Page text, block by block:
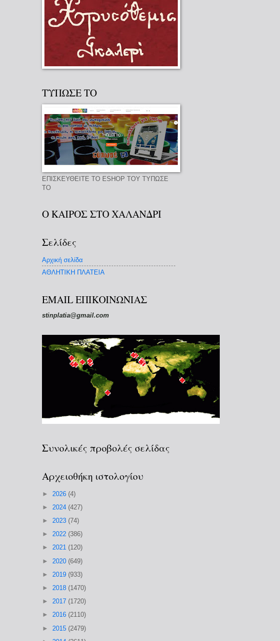
ΤΥΠΩΣΕ ΤΟ
ΕΠΙΣΚΕΥΘΕΙΤΕ ΤΟ ESHOP ΤΟΥ ΤΥΠΩΣΕ
ΤΟ
Ο ΚΑΙΡΟΣ ΣΤΟ ΧΑΛΑΝΔΡΙ
Σελίδες
Αρχική σελίδα
ΑΘΛΗΤΙΚΗ ΠΛΑΤΕΙΑ
EMAIL ΕΠΙΚΟΙΝΩΝΙΑΣ
stinplatia@gmail.com
Συνολικές προβολές σελίδας
Αρχειοθήκη ιστολογίου
► 2026 (4)
► 2024 (427)
► 2023 (74)
► 2022 (386)
► 2021 (120)
► 2020 (649)
► 2019 (933)
► 2018 (1470)
► 2017 (1720)
► 2016 (2110)
► 2015 (2479)